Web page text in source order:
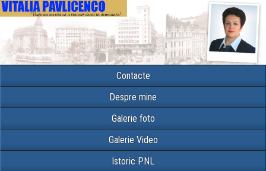
Contacte
Despre mine
Galerie foto
Galerie Video
Istoric PNL